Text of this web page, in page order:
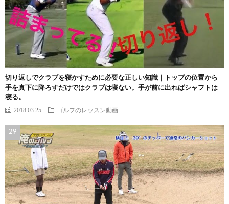
切り返しでクラブを寝かすために必要な正しい知識｜トップの位置から
手を真下に降ろすだけではクラブは寝ない。手が前に出ればシャフトは
寝る。
2018.03.25 ゴルフのレッスン動画